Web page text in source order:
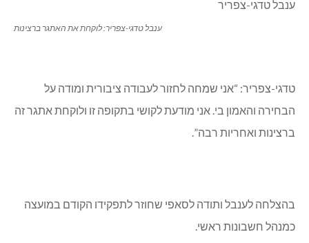
ענבל טדגי-צפריר: לוקחת את האתגר ברצינות
טדגי-צפריר: “אני שמחה לחזור לעבודה ציבורית ומודה על
הבחירה והאמון בי. אני מודעת לקושי בתקופה זו ולוקחת אתגר זה
ברצינות ואחריות רבה”.
בהצלחה לענבל ותודה לסאפי שחוזר לתפקידו הקודם במועצה
כמנהל חשבונות ראשי.